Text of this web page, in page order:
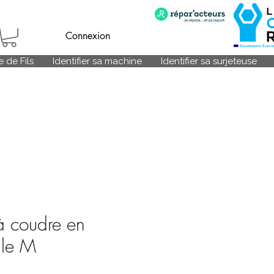
de Fils Identifier sa machine Identifier sa surjeteuse
Connexion
coudre en
M